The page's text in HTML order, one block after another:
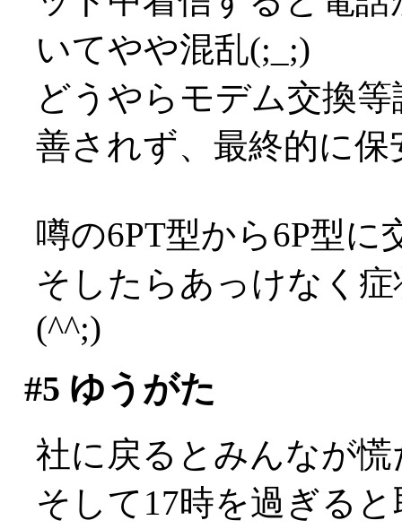
いてやや混乱(;_;)
どうやらモデム交換
善されず、最終的に
噂の6PT型から6P型
そしたらあっけなく
(^^;)
#5 ゆうがた
社に戻るとみんなが
そして17時を過ぎる